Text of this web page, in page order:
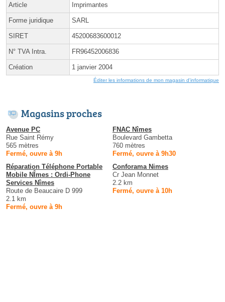
Article Imprimantes
Forme juridique SARL
SIRET 45200683600012
N° TVA Intra. FR96452006836
Création 1 janvier 2004
Éditer les informations de mon magasin d'informatique
Magasins proches
Avenue PC
Rue Saint Rémy
565 mètres
Fermé, ouvre à 9h
FNAC Nîmes
Boulevard Gambetta
760 mètres
Fermé, ouvre à 9h30
Réparation Téléphone Portable
Mobile NÎmes : Ordi-Phone
Services Nîmes
Route de Beaucaire D 999
2.1 km
Fermé, ouvre à 9h
Conforama Nimes
Cr Jean Monnet
2.2 km
Fermé, ouvre à 10h